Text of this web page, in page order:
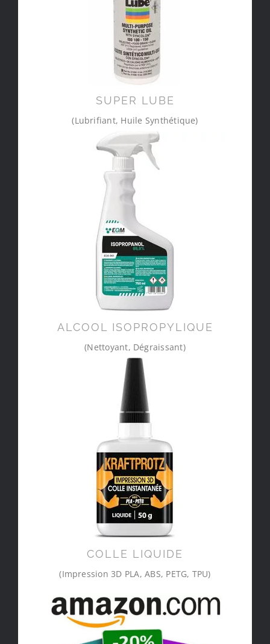
SUPER LUBE
(Lubrifiant, Huile Synthétique)
ALCOOL ISOPROPYLIQUE
(Nettoyant, Dégraissant)
COLLE LIQUIDE
(Impression 3D PLA, ABS, PETG, TPU)